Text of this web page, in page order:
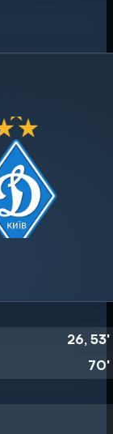
26, 53'
70'